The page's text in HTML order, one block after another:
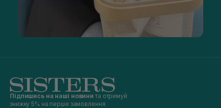
Підпишись на наші новини та отримуй
знижку 5% на перше замовлення